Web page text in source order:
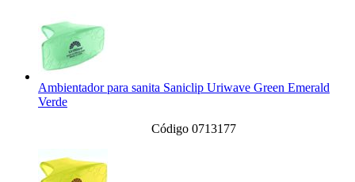
Ambientador para sanita Saniclip Uriwave Green Emerald
Verde
Código 0713177